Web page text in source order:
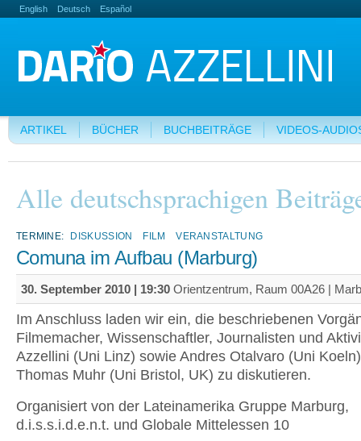
English Deutsch Español
ARTIKEL BÜCHER BUCHBEITRÄGE VIDEOS-
Alle deutschsprachigen
TERMINE: DISKUSSION FILM VERANSTALTUNG
Comuna im Aufbau (Marburg)
30. September 2010 | 19:30 Orientzentrum, Raum 00A26 |
Im Anschluss laden wir ein, die beschriebenen
Filmemacher, Wissenschaftler, Journalisten und
Azzellini (Uni Linz) sowie Andres Otalvaro (Uni
Thomas Muhr (Uni Bristol, UK) zu diskutieren.
Organisiert von der Lateinamerika Gruppe Marburg,
d.i.s.s.i.d.e.n.t. und Globale Mittelessen 10